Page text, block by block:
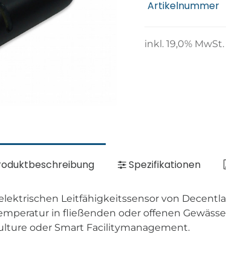
Artikelnummer
inkl. 19,0%
Spezifikationen
Leitfähigkeitssensor von
in fließenden oder offenen
oder Smart Facilitymanagement.